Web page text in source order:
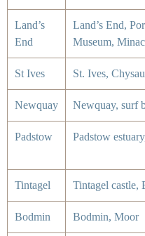
Land’s
End
Land’s End,
Museum,
St Ives St. Ives,
Newquay Newquay, surf
Padstow Padstow
Tintagel Tintagel castle,
Bodmin Bodmin, Moor